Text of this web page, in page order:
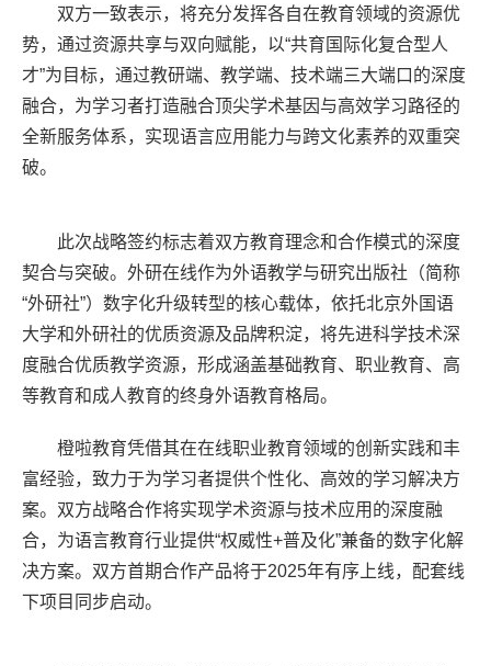
双方一致表示，将充分发挥各自在教育领域的资源优
势，通过资源共享与双向赋能，以“共育国际化复合型人
才”为目标，通过教研端、教学端、技术端三大端口的深度
融合，为学习者打造融合顶尖学术基因与高效学习路径的
全新服务体系，实现语言应用能力与跨文化素养的双重突
破。
此次战略签约标志着双方教育理念和合作模式的深度
契合与突破。外研在线作为外语教学与研究出版社（简称
“外研社”）数字化升级转型的核心载体，依托北京外国语
大学和外研社的优质资源及品牌积淀，将先进科学技术深
度融合优质教学资源，形成涵盖基础教育、职业教育、高
等教育和成人教育的终身外语教育格局。
橙啦教育凭借其在在线职业教育领域的创新实践和丰
富经验，致力于为学习者提供个性化、高效的学习解决方
案。双方战略合作将实现学术资源与技术应用的深度融
合，为语言教育行业提供“权威性+普及化”兼备的数字化解
决方案。双方首期合作产品将于2025年有序上线，配套线
下项目同步启动。